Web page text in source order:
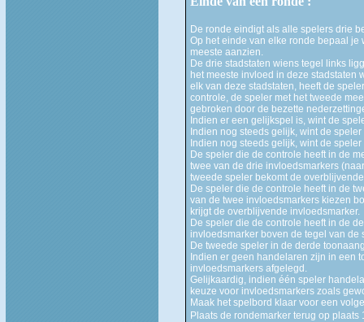
De ronde eindigt als alle spelers drie
Op het einde van elke ronde bepaal je
meeste aanzien.
De drie stadstaten wiens tegel links
het meeste invloed in deze stadstaten
elk van deze stadstaten, heeft de
controle, de speler met het tweede
gebroken door de bezette
Indien er een gelijkspel is, wint de
Indien nog steeds gelijk, wint de
Indien nog steeds gelijk, wint de
De speler die de controle heeft in de
twee van de drie invloedsmarkers
tweede speler bekomt de
De speler die de controle heeft in de
van de twee invloedsmarkers kiezen
krijgt de overblijvende invloedsmarker.
De speler die de controle heeft in de
invloedsmarker boven de tegel van de
De tweede speler in de derde
Indien er geen handelaren zijn in een
invloedsmarkers afgelegd.
Gelijkaardig, indien één speler
keuze voor invloedsmarkers zoals
Maak het spelbord klaar voor een
Plaats de rondemarker terug op plaats 